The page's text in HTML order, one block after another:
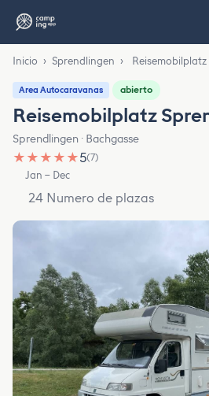
Inicio › Sprendlingen ›
Area Autocaravanas abierto
Reisemobilplatz
Sprendlingen · Bachgasse
★ ★ ★ ★ ★5(7)
Jan – Dec
24 Numero de plazas